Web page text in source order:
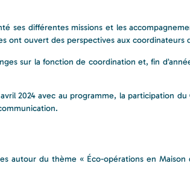
ses différentes missions et les
ont ouvert des perspectives aux coordinateurs
sur la fonction de coordination et, fin
2024 avec au programme, la participation
autour du thème « Éco-opérations en